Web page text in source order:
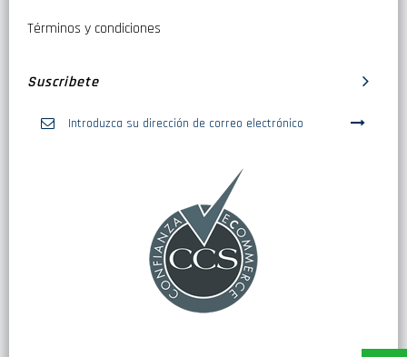
Términos y condiciones
Suscribete